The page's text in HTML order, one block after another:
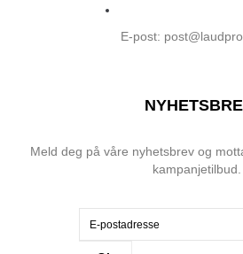
E-post:
Meld deg på våre nyhetsbrev og
kampanjetilbud.